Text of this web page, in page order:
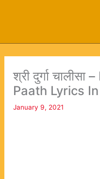
श्री दुर्गा
Paath Lyrics
January 9, 2021